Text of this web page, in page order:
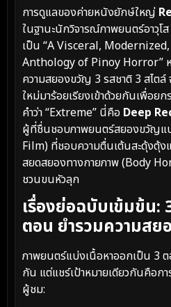
การดูแลของค่ายหนังยักษ์ใหญ่
ในฐานะนักวิจารณ์ภาพยนตร์อาวุโ
เป็น “A Visceral,
Anthology of Pinoy Horror”
ความสยองขวัญ 3 รสชาติ 3 สไต
ใหม่มาร้อยเรียงเข้าด้วยกันเพื่อย
คำว่า “Extreme” นี่คือ Deep
ผู้ที่ชื่นชอบภาพยนตร์สยองขวัญ
Film) ที่ชอบความตื่นเต้นสะดุ้งตุ้
สยดสยองทางกายภาพ (Body
ชวนขนหัวลุก
เรื่องย่อฉบับเข้มข้น:
ตอน ยำรวมความส
ภาพยนตร์แบ่งเนื้อหาออกเป็น 3
กัน แต่แชร์เป้าหมายเดียวกันคือก
ผู้ชม: